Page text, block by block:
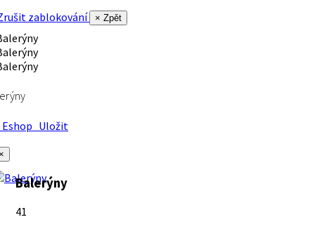
zablokování
× Zpět
Uložit
Balerýny
41